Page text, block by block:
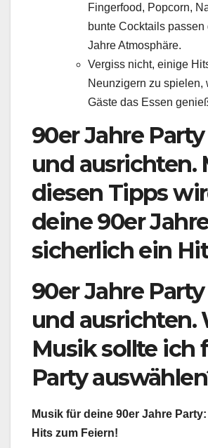
Fingerfood, Popcorn,
bunte Cocktails passen
Jahre Atmosphäre.
Vergiss nicht, einige
Neunzigern zu spielen,
Gäste das Essen
90er Jahre
und ausrichten.
diesen Tipps
deine 90er
sicherlich ein
90er Jahre
und ausrichten.
Musik sollte ich
Party
Musik für deine 90er Jahre
Hits zum Feiern!